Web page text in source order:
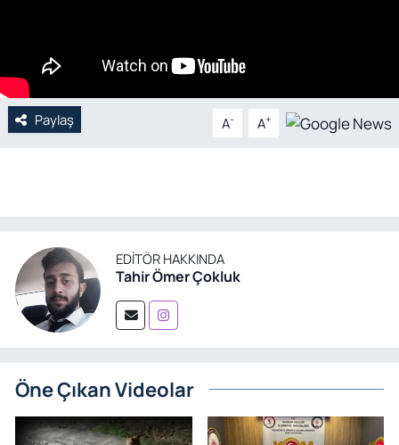
Paylaş A- A+
EDITÖR HAKKINDA
Tahir Ömer Çokluk
Öne Çıkan Videolar
Web Tv